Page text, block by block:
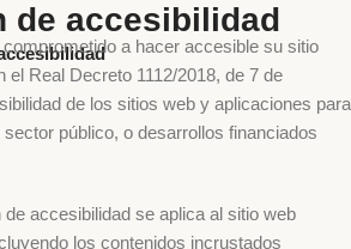
de accesibilidad
a hacer accesible su sitio
el Real Decreto 1112/2018, de 7 de
de los sitios web y aplicaciones para
público, o desarrollos financiados
accesibilidad se aplica al sitio web
los contenidos incrustados